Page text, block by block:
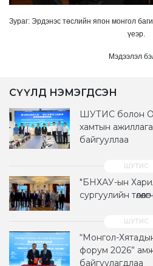
Зураг: Эрдэнэс төслийн япон монгол
үеэр.
Мэдээлэл
СҮҮЛД НЭМЭГДСЭН
ШУТИС болон
хамтын
байгууллаа
"БНХАУ-ын
сургуулийн
“Монгол-
форум 2026”
байгуулагдлаа